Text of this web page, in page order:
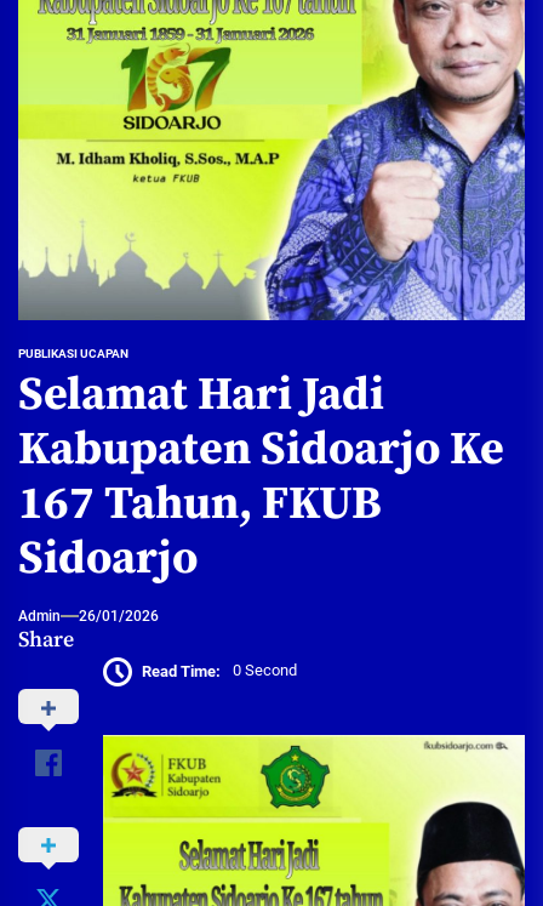
PUBLIKASI UCAPAN
Selamat Hari Jadi
Kabupaten Sidoarjo Ke
167 Tahun, FKUB
Sidoarjo
Admin 26/01/2026
Share
Read Time: 0 Second